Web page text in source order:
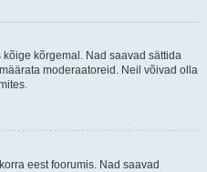
kõrgemal. Nad saavad sättida
moderaatoreid. Neil võivad olla
eest foorumis. Nad saavad